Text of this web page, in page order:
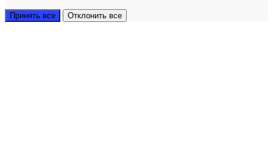
Принять все Отклонить все